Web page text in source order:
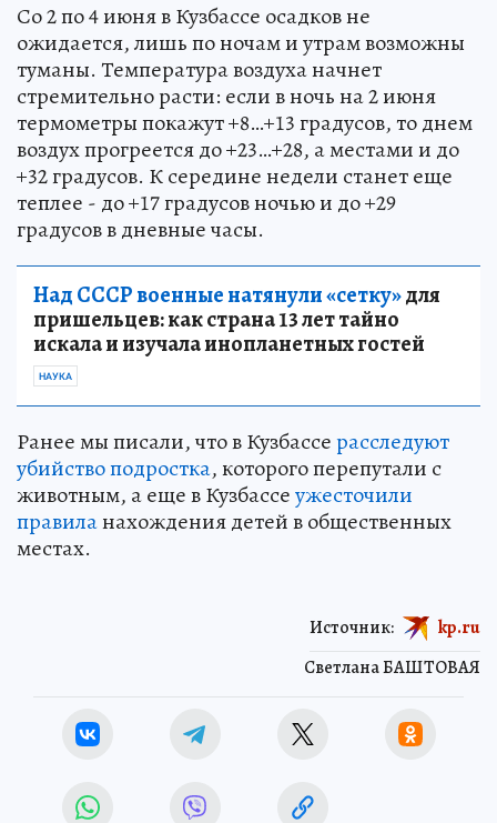
Со 2 по 4 июня в Кузбассе осадков не
ожидается, лишь по ночам и утрам возможны
туманы. Температура воздуха начнет
стремительно расти: если в ночь на 2 июня
термометры покажут +8…+13 градусов, то днем
воздух прогреется до +23…+28, а местами и до
+32 градусов. К середине недели станет еще
теплее - до +17 градусов ночью и до +29
градусов в дневные часы.
Над СССР военные натянули «сетку»для
пришельцев: как страна 13 лет тайно
искала и изучала инопланетных гостей
НАУКА
Ранее мы писали, что в Кузбассерасследуют
убийство подростка, которого перепутали с
животным, а еще в Кузбассеужесточили
правиланахождения детей в общественных
местах.
Светлана БАШТОВАЯ
Источник: kp.ru